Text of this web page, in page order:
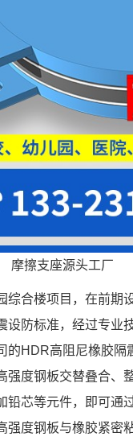
摩擦支座源头工厂
综合楼项目，在前期
设防标准，经过专业
的HDR高阻尼橡胶
强度钢板交替叠合、
铅芯等元件，即可通
强度钢板与橡胶紧密